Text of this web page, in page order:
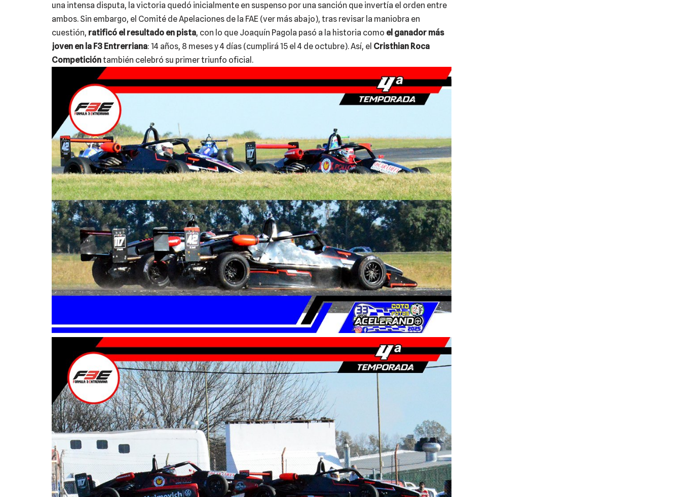
una intensa disputa, la victoria quedó inicialmente en suspenso por una sanción que invertía el orden entre
ambos. Sin embargo, el Comité de Apelaciones de la FAE (ver más abajo), tras revisar la maniobra en
cuestión, ratificó el resultado en pista, con lo que Joaquín Pagola pasó a la historia como el ganador más
joven en la F3 Entrerriana: 14 años, 8 meses y 4 días (cumplirá 15 el 4 de octubre). Así, el Cristhian Roca
Competicióntambién celebró su primer triunfo oficial.